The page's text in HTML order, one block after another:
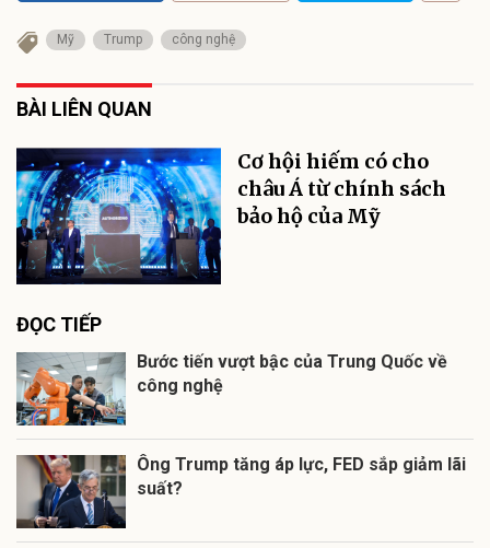
Mỹ Trump công nghệ
BÀI LIÊN QUAN
Cơ hội hiếm có cho
châu Á từ chính sách
bảo hộ của Mỹ
ĐỌC TIẾP
Bước tiến vượt bậc của Trung Quốc về
công nghệ
Ông Trump tăng áp lực, FED sắp giảm lãi
suất?